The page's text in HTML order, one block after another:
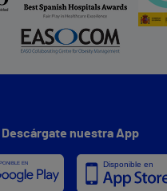
Descárgate nuestra App